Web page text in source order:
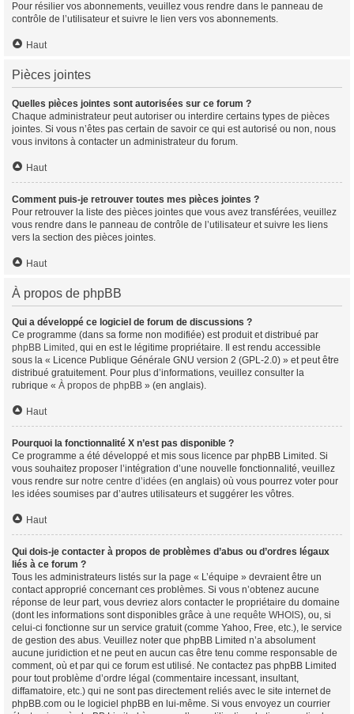
Pour résilier vos abonnements, veuillez vous rendre dans le panneau de
contrôle de l’utilisateur et suivre le lien vers vos abonnements.
Haut
Pièces jointes
Quelles pièces jointes sont autorisées sur ce forum ?
Chaque administrateur peut autoriser ou interdire certains types de pièces
jointes. Si vous n’êtes pas certain de savoir ce qui est autorisé ou non, nous
vous invitons à contacter un administrateur du forum.
Haut
Comment puis-je retrouver toutes mes pièces jointes ?
Pour retrouver la liste des pièces jointes que vous avez transférées, veuillez
vous rendre dans le panneau de contrôle de l’utilisateur et suivre les liens
vers la section des pièces jointes.
Haut
À propos de phpBB
Qui a développé ce logiciel de forum de discussions ?
Ce programme (dans sa forme non modifiée) est produit et distribué par
phpBB Limited , qui en est le légitime propriétaire. Il est rendu accessible
sous la « Licence Publique Générale GNU version 2 (GPL-2.0) » et peut être
distribué gratuitement. Pour plus d’informations, veuillez consulter la
rubrique « À propos de phpBB » (en anglais).
Haut
Pourquoi la fonctionnalité X n’est pas disponible ?
Ce programme a été développé et mis sous licence par phpBB Limited. Si
vous souhaitez proposer l’intégration d’une nouvelle fonctionnalité, veuillez
vous rendre sur notre centre d’idées (en anglais) où vous pourrez voter pour
les idées soumises par d’autres utilisateurs et suggérer les vôtres.
Haut
Qui dois-je contacter à propos de problèmes d’abus ou d’ordres légaux
liés à ce forum ?
Tous les administrateurs listés sur la page « L’équipe » devraient être un
contact approprié concernant ces problèmes. Si vous n’obtenez aucune
réponse de leur part, vous devriez alors contacter le propriétaire du domaine
(dont les informations sont disponibles grâce à une requête WHOIS), ou, si
celui-ci fonctionne sur un service gratuit (comme Yahoo, Free, etc.), le service
de gestion des abus. Veuillez noter que phpBB Limited n’a absolument
aucune juridiction et ne peut en aucun cas être tenu comme responsable de
comment, où et par qui ce forum est utilisé. Ne contactez pas phpBB Limited
pour tout problème d’ordre légal (commentaire incessant, insultant,
diffamatoire, etc.) qui ne sont pas directement reliés avec le site internet de
phpBB.com ou le logiciel phpBB en lui-même. Si vous envoyez un courrier